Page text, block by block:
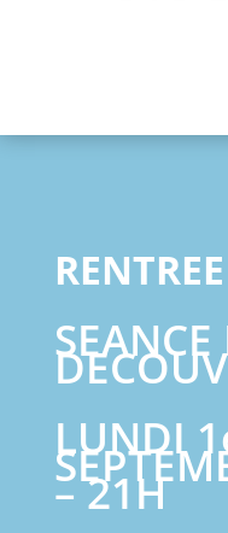
RENTREE
SEANCE
LUNDI
– 21H